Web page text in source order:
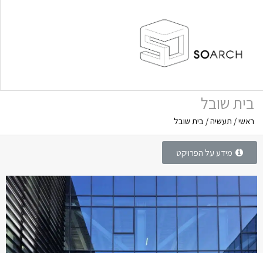
בית שובל
ראשי/ תעשיה/ בית שובל
מידע על הפרויקט